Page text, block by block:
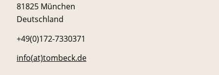
81825 München
Deutschland
+49(0)172-7330371
info(at)tombeck.de